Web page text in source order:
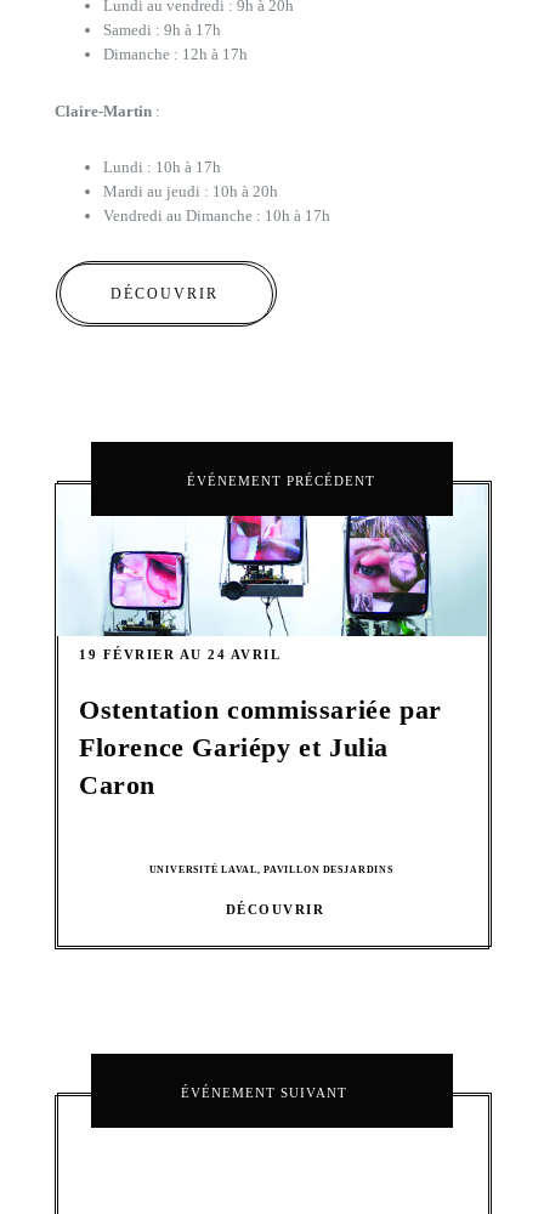
Lundi au vendredi : 9h à 20h
Samedi : 9h à 17h
Dimanche : 12h à 17h
Claire-Martin :
Lundi : 10h à 17h
Mardi au jeudi : 10h à 20h
Vendredi au Dimanche : 10h à 17h
DÉCOUVRIR
ÉVÉNEMENT PRÉCÉDENT
19 FÉVRIER AU 24 AVRIL
Ostentation commissariée par
Florence Gariépy et Julia
Caron
UNIVERSITÉ LAVAL, PAVILLON DESJARDINS
DÉCOUVRIR
ÉVÉNEMENT SUIVANT